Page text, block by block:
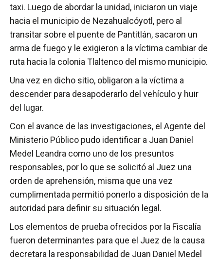
taxi. Luego de abordar la unidad, iniciaron un viaje
hacia el municipio de Nezahualcóyotl, pero al
transitar sobre el puente de Pantitlán, sacaron un
arma de fuego y le exigieron a la víctima cambiar de
ruta hacia la colonia Tlaltenco del mismo municipio.
Una vez en dicho sitio, obligaron a la víctima a
descender para desapoderarlo del vehículo y huir
del lugar.
Con el avance de las investigaciones, el Agente del
Ministerio Público pudo identificar a Juan Daniel
Medel Leandra como uno de los presuntos
responsables, por lo que se solicitó al Juez una
orden de aprehensión, misma que una vez
cumplimentada permitió ponerlo a disposición de la
autoridad para definir su situación legal.
Los elementos de prueba ofrecidos por la Fiscalía
fueron determinantes para que el Juez de la causa
decretara la responsabilidad de Juan Daniel Medel